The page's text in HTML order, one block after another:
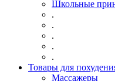
Школьные
.
.
.
.
.
Товары для
Массажеры